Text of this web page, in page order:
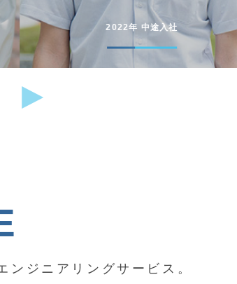
2023年 中途入社
ンジニアリングサービス。